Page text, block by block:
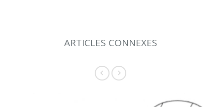
ARTICLES CONNEXES